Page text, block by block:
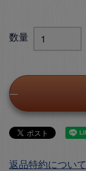
返品特約について